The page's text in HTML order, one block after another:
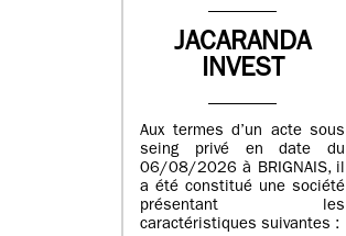
JACARANDA
INVEST
Aux termes d’un acte sous
seing privé en date du
06/08/2026 à BRIGNAIS, il
a été constitué une société
présentant les
caractéristiques suivantes :